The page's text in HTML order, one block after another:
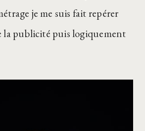
je me suis fait repérer
la publicité puis logiquement